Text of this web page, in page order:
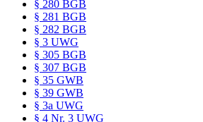
§ 280 BGB
§ 281 BGB
§ 282 BGB
§ 3 UWG
§ 305 BGB
§ 307 BGB
§ 35 GWB
§ 39 GWB
§ 3a UWG
§ 4 Nr. 3 UWG